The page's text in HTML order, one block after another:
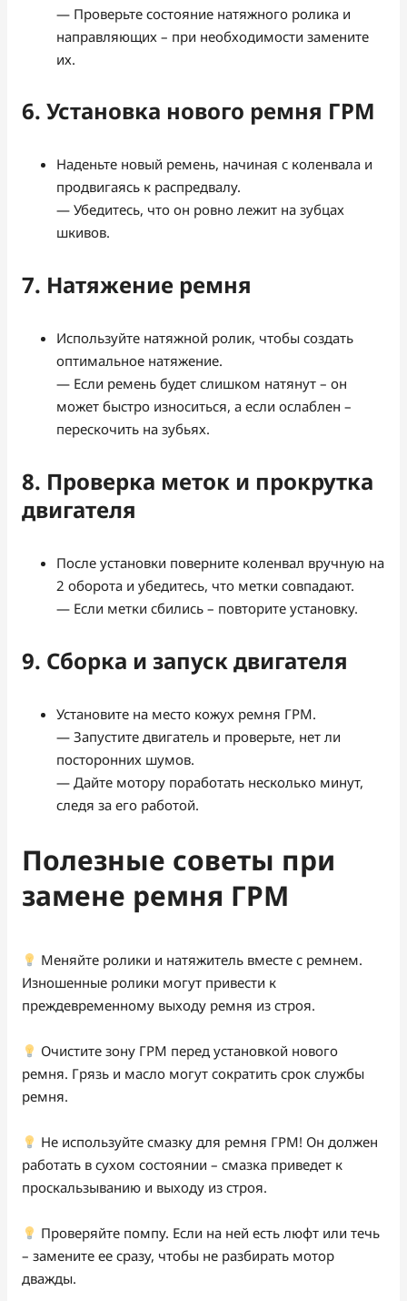
— Проверьте состояние натяжного ролика и
направляющих – при необходимости замените
их.
6. Установка нового ремня ГРМ
Наденьте новый ремень, начиная с коленвала и
продвигаясь к распредвалу.
— Убедитесь, что он ровно лежит на зубцах
шкивов.
7. Натяжение ремня
Используйте натяжной ролик, чтобы создать
оптимальное натяжение.
— Если ремень будет слишком натянут – он
может быстро износиться, а если ослаблен –
перескочить на зубьях.
8. Проверка меток и прокрутка
двигателя
После установки поверните коленвал вручную на
2 оборота и убедитесь, что метки совпадают.
— Если метки сбились – повторите установку.
9. Сборка и запуск двигателя
Установите на место кожух ремня ГРМ.
— Запустите двигатель и проверьте, нет ли
посторонних шумов.
— Дайте мотору поработать несколько минут,
следя за его работой.
Полезные советы при
замене ремня ГРМ
Меняйте ролики и натяжитель вместе с ремнем.
Изношенные ролики могут привести к
преждевременному выходу ремня из строя.
Очистите зону ГРМ перед установкой нового
ремня. Грязь и масло могут сократить срок службы
ремня.
Не используйте смазку для ремня ГРМ! Он должен
работать в сухом состоянии – смазка приведет к
проскальзыванию и выходу из строя.
Проверяйте помпу. Если на ней есть люфт или течь
– замените ее сразу, чтобы не разбирать мотор
дважды.